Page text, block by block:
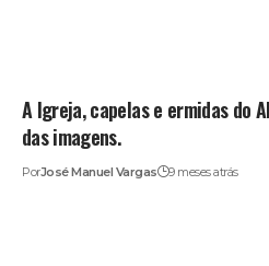
A Igreja, capelas e ermidas do
das imagens.
PorJosé Manuel Vargas 9 meses atrás